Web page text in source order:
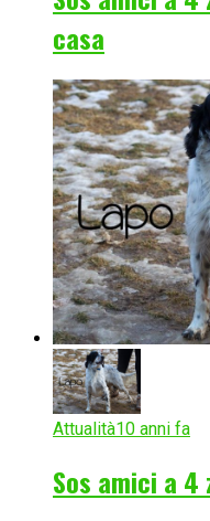
casa
Attualità10 anni fa
Sos amici a 4